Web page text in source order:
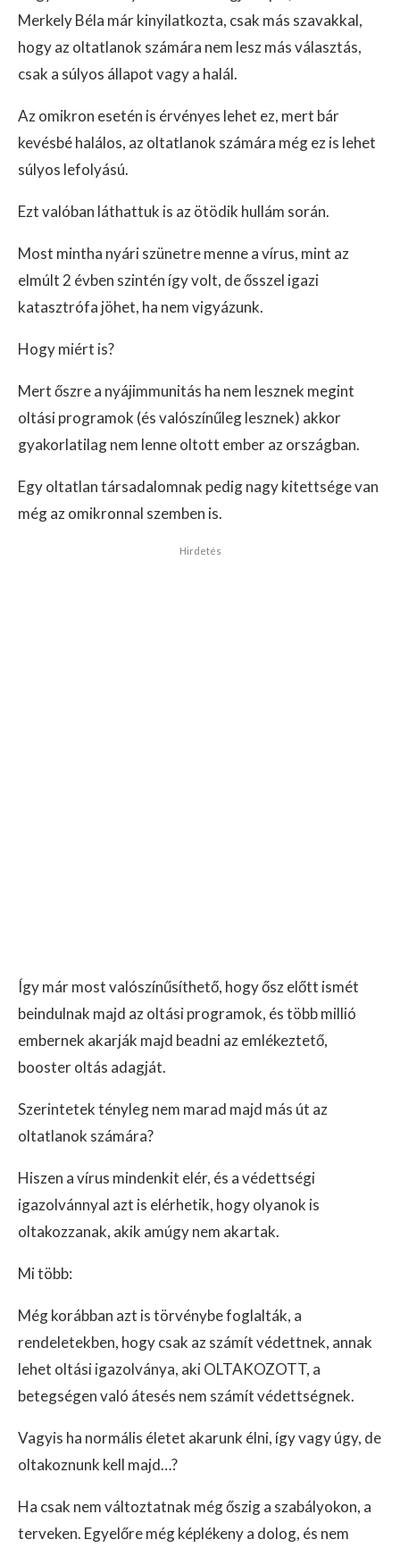
Merkely Béla már kinyilatkozta, csak más szavakkal,
hogy az oltatlanok számára nem lesz más választás,
csak a súlyos állapot vagy a halál.
Az omikron esetén is érvényes lehet ez, mert bár
kevésbé halálos, az oltatlanok számára még ez is lehet
súlyos lefolyású.
Ezt valóban láthattuk is az ötödik hullám során.
Most mintha nyári szünetre menne a vírus, mint az
elmúlt 2 évben szintén így volt, de ősszel igazi
katasztrófa jöhet, ha nem vigyázunk.
Hogy miért is?
Mert őszre a nyájimmunitás ha nem lesznek megint
oltási programok (és valószínűleg lesznek) akkor
gyakorlatilag nem lenne oltott ember az országban.
Egy oltatlan társadalomnak pedig nagy kitettsége van
még az omikronnal szemben is.
Hirdetés
Így már most valószínűsíthető, hogy ősz előtt ismét
beindulnak majd az oltási programok, és több millió
embernek akarják majd beadni az emlékeztető,
booster oltás adagját.
Szerintetek tényleg nem marad majd más út az
oltatlanok számára?
Hiszen a vírus mindenkit elér, és a védettségi
igazolvánnyal azt is elérhetik, hogy olyanok is
oltakozzanak, akik amúgy nem akartak.
Mi több:
Még korábban azt is törvénybe foglalták, a
rendeletekben, hogy csak az számít védettnek, annak
lehet oltási igazolványa, aki OLTAKOZOTT, a
betegségen való átesés nem számít védettségnek.
Vagyis ha normális életet akarunk élni, így vagy úgy, de
oltakoznunk kell majd…?
Ha csak nem változtatnak még őszig a szabályokon, a
terveken. Egyelőre még képlékeny a dolog, és nem